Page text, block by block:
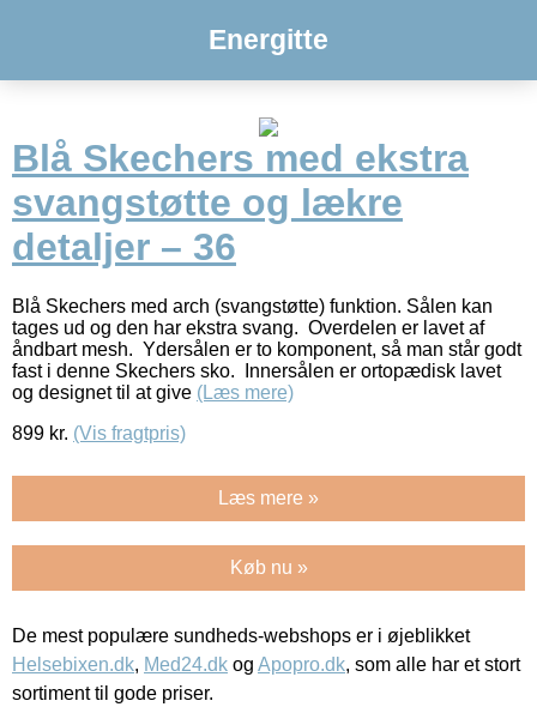
Energitte
Blå Skechers med ekstra
svangstøtte og lækre
detaljer – 36
Blå Skechers med arch (svangstøtte) funktion. Sålen kan
tages ud og den har ekstra svang. Overdelen er lavet af
åndbart mesh. Ydersålen er to komponent, så man står godt
fast i denne Skechers sko. Innersålen er ortopædisk lavet
og designet til at give (Læs mere)
899 kr. (Vis fragtpris)
Læs mere »
Køb nu »
De mest populære sundheds-webshops er i øjeblikket
Helsebixen.dk, Med24.dk og Apopro.dk, som alle har et stort
sortiment til gode priser.